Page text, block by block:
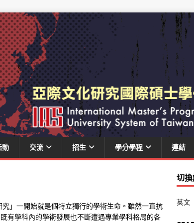
動 交流 招生 學分學程 連結
」一開始就是個特立獨行的學術生命。雖然一直抗
有學科內的學術發展也不斷遭遇專業學科格局的各
切
英文